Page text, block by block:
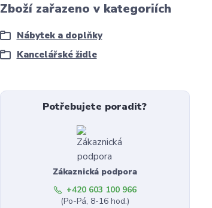
Zboží zařazeno v kategoriích
Nábytek a doplňky
Kancelářské židle
Potřebujete poradit?
Zákaznická podpora
+420 603 100 966
(Po-Pá, 8-16 hod.)